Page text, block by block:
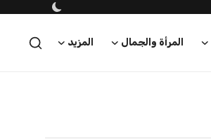
المرأة والجمال المزيد